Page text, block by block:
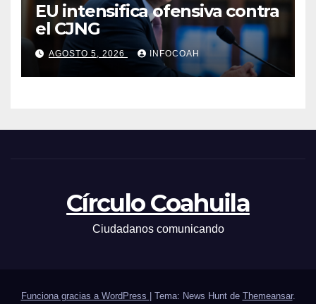
EU intensifica ofensiva contra
el CJNG
AGOSTO 5, 2026 INFOCOAH
Círculo Coahuila
Ciudadanos comunicando
Funciona gracias a WordPress Tema: News Hunt de Themeansar.